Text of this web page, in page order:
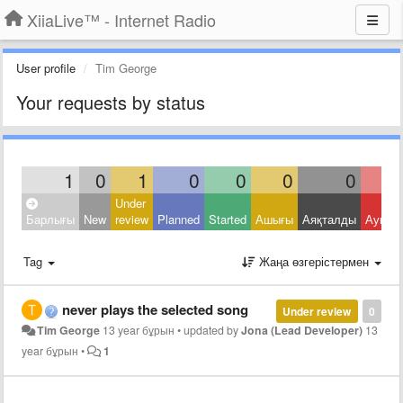
XiiaLive™ - Internet Radio
User profile Tim George
Your requests by status
1 0 1 0 0 0 0
Барлығы New
Under
review Planned Started Ашығы Аяқталды
Tag Жаңа өзгерістермен
0
Under review
never plays the selected song
Tim George 13 year бұрын •updated byJona (Lead Developer) 13
year бұрын • 1